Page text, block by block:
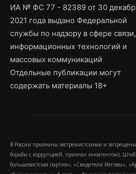
ИА № ФС 77 - 82389 от 30
2021 года выдано Федеральной
службы по надзору в сфере связи,
информационных технологий и
массовых коммуникаций
Отдельные публикации могут
содержать материалы 18+
В России признаны экстремистскими и
борьбы с коррупцией, признан иноагентом),
большевистская партия», «Свидетели Иеговы»,